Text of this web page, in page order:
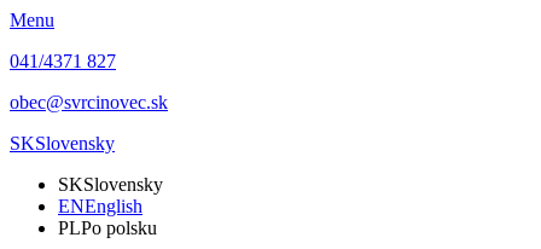
Menu
041/4371 827
obec@svrcinovec.sk
SKSlovensky
SKSlovensky
ENEnglish
PLPo polsku